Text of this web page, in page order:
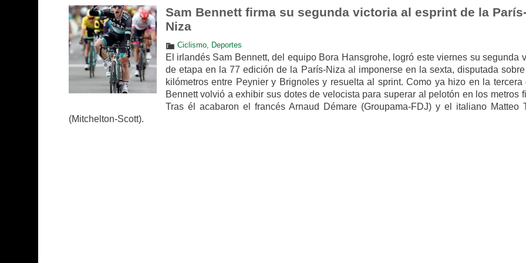
Sam Bennett firma su segunda victoria al esprint de la
Niza
Ciclismo, Deportes
El irlandés Sam Bennett, del equipo Bora Hansgrohe, logró este viernes su segunda
de etapa en la 77 edición de la París-Niza al imponerse en la sexta, disputada
kilómetros entre Peynier y Brignoles y resuelta al sprint. Como ya hizo en la tercera
Bennett volvió a exhibir sus dotes de velocista para superar al pelotón en los metros
Tras él acabaron el francés Arnaud Démare (Groupama-FDJ) y el italiano Matteo
(Mitchelton-Scott).